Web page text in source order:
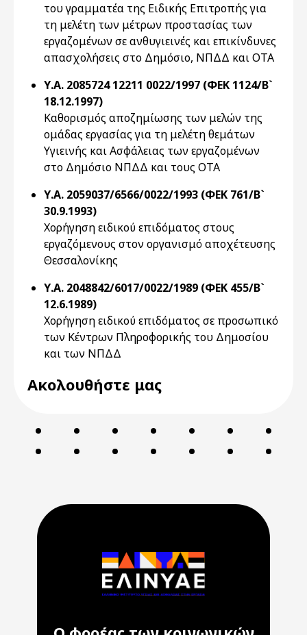
του γραμματέα της Ειδικής Επιτροπής για
τη μελέτη των μέτρων προστασίας των
εργαζομένων σε ανθυγιεινές και επικίνδυνες
απασχολήσεις στο Δημόσιο, ΝΠΔΔ και ΟΤΑ
Υ.Α. 2085724 12211 0022/1997 (ΦΕΚ 1124/Β`
18.12.1997)
Καθορισμός αποζημίωσης των μελών της
ομάδας εργασίας για τη μελέτη θεμάτων
Υγιεινής και Ασφάλειας των εργαζομένων
στο Δημόσιο ΝΠΔΔ και τους ΟΤΑ
Υ.Α. 2059037/6566/0022/1993 (ΦΕΚ 761/Β`
30.9.1993)
Χορήγηση ειδικού επιδόματος στους
εργαζόμενους στον οργανισμό αποχέτευσης
Θεσσαλονίκης
Υ.Α. 2048842/6017/0022/1989 (ΦΕΚ 455/Β`
12.6.1989)
Χορήγηση ειδικού επιδόματος σε προσωπικό
των Κέντρων Πληροφορικής του Δημοσίου
και των ΝΠΔΔ
Ακολουθήστε μας